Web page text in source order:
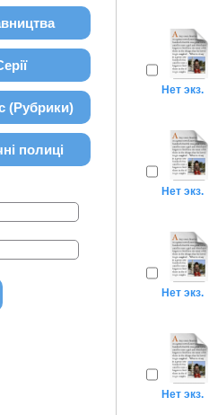
(Рубрики)
полиці
Нет экз.
Нет экз.
Нет экз.
Нет экз.